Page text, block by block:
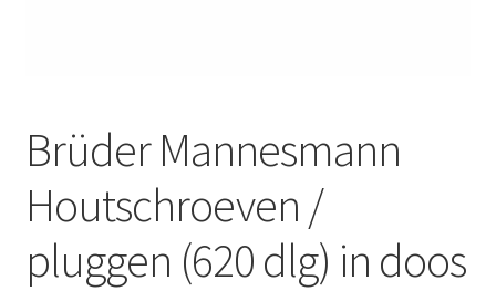
Sport
Brüder Mannesmann
Houtschroeven /
pluggen (620 dlg) in doos